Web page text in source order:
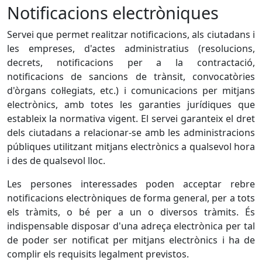
Notificacions electròniques
Servei que permet realitzar notificacions, als ciutadans i
les empreses, d'actes administratius (resolucions,
decrets, notificacions per a la contractació,
notificacions de sancions de trànsit, convocatòries
d'òrgans col·legiats, etc.) i comunicacions per mitjans
electrònics, amb totes les garanties jurídiques que
estableix la normativa vigent. El servei garanteix el dret
dels ciutadans a relacionar-se amb les administracions
públiques utilitzant mitjans electrònics a qualsevol hora
i des de qualsevol lloc.
Les persones interessades poden acceptar rebre
notificacions electròniques de forma general, per a tots
els tràmits, o bé per a un o diversos tràmits. És
indispensable disposar d'una adreça electrònica per tal
de poder ser notificat per mitjans electrònics i ha de
complir els requisits legalment previstos.